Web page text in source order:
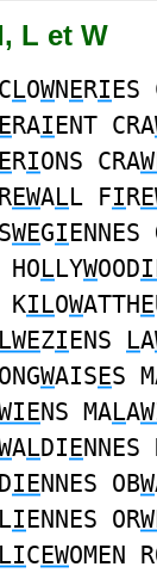
L et W
LOWNERIES
RAIENT CRA
RIONS CRA
REWALL FIR
WEGIENNES
HOLLYWOOD
KILOWATTHE
LWEZIENS LA
WAISES
NS MALA
ALDIENNES
DIENNES OBW
LIENNES OR
LICEWOMEN